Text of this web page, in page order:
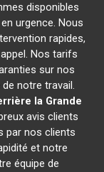
disponibles
urgence. Nous
rapides,
Nos tarifs
sur nos
notre travail.
la Grande
avis clients
par nos clients
et notre
équipe de